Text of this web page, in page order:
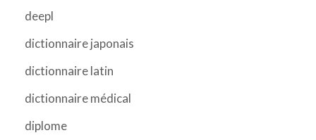
deepl
dictionnaire japonais
dictionnaire latin
dictionnaire médical
diplome